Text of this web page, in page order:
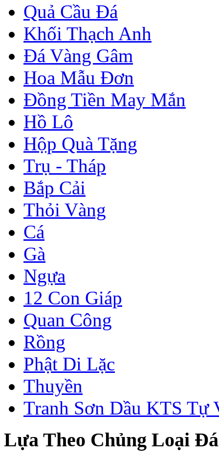
Quả Cầu Đá
Khối Thạch Anh
Đá Vàng Gâm
Hoa Mẫu Đơn
Đồng Tiền May Mắn
Hồ Lô
Hộp Quà Tặng
Trụ - Tháp
Bắp Cải
Thỏi Vàng
Cá
Gà
Ngựa
12 Con Giáp
Quan Công
Rồng
Phật Di Lặc
Thuyền
Tranh Sơn Dầu KTS Tự
Lựa Theo Chủng Loại Đá